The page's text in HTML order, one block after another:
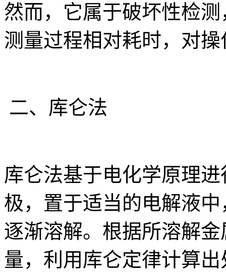
然而，它属于破坏性检
测量过程相对耗时，对
二、库仑法
库仑法基于电化学原理
极，置于适当的电解液
逐渐溶解。根据所溶解
量，利用库仑定律计算